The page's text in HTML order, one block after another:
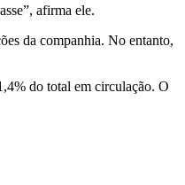
afirma ele.
da companhia. No entanto,
do total em circulação. O